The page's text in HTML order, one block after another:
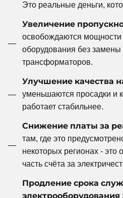
Это реальные деньги,
Увеличение
освобождаются
оборудования без замены
трансформаторов.
Улучшение качества
уменьшаются просадки и
работает стабильнее.
Снижение платы за
там, где это
некоторых регионах - это
часть счёта за
Продление срока
электрооборудования